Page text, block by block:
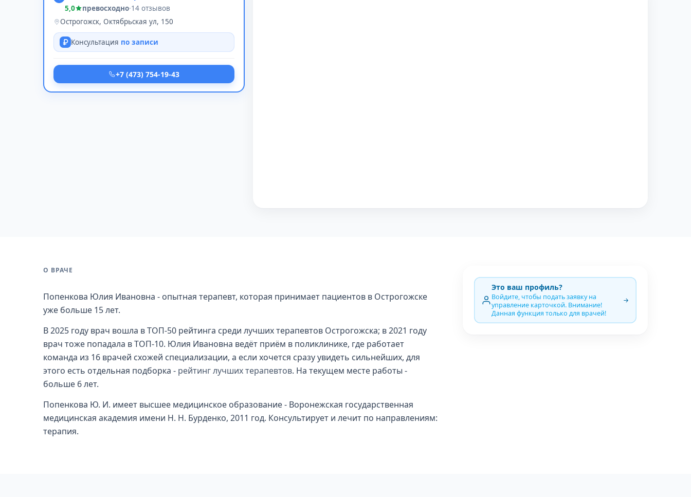
5,0 превосходно·14 отзывов
Острогожск, Октябрьская ул, 150
Консультация по записи
+7 (473) 754-19-43
О ВРАЧЕ
Попенкова Юлия Ивановна - опытная терапевт, которая принимает пациентов в Острогожске
уже больше 15 лет.
В 2025 году врач вошла в ТОП-50 рейтинга среди лучших терапевтов Острогожска; в 2021 году
врач тоже попадала в ТОП-10. Юлия Ивановна ведёт приём в поликлинике, где работает
команда из 16 врачей схожей специализации, а если хочется сразу увидеть сильнейших, для
этого есть отдельная подборка - рейтинг лучших терапевтов. На текущем месте работы -
больше 6 лет.
Попенкова Ю. И. имеет высшее медицинское образование - Воронежская государственная
медицинская академия имени Н. Н. Бурденко, 2011 год. Консультирует и лечит по направлениям:
терапия.
Это ваш профиль?
Войдите, чтобы подать заявку на
управление карточкой. Внимание!
Данная функция только для врачей!